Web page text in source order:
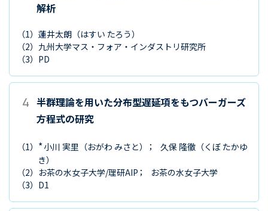
解析
（1） 蓮井太朗 （はすい たろう）
（2） 九州大学マス・フォア・インダストリ研究所
（3） PD
4 半群理論を用いた分布型遅延項をもつバーガーズ
方程式の研究
（1） *小川 実里 （おがわ みさと） 久保 隆徹 （くぼ たかゆ
き）
（2） お茶の水女子大学/理研AIP
お茶の水女子大学
（3） D1